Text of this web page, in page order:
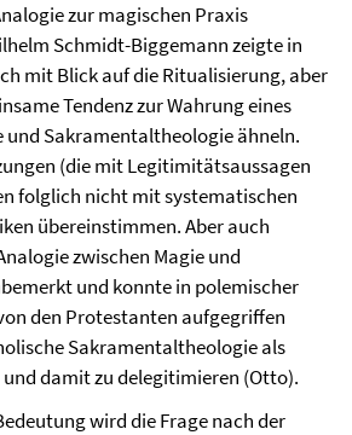
zur magischen Praxis
Schmidt-Biggemann zeigte in
mit Blick auf die Ritualisierung, aber
Tendenz zur Wahrung eines
und Sakramentaltheologie ähneln.
(die mit Legitimitätsaussagen
folglich nicht mit systematischen
übereinstimmen. Aber auch
zwischen Magie und
und konnte in polemischer
den Protestanten aufgegriffen
Sakramentaltheologie als
und damit zu delegitimieren (Otto).
wird die Frage nach der